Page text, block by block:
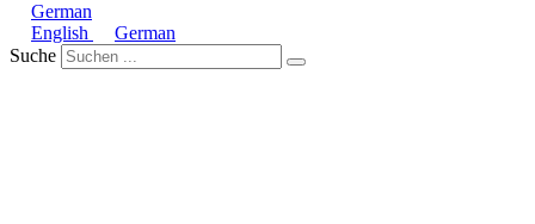
German
English
German
Suche